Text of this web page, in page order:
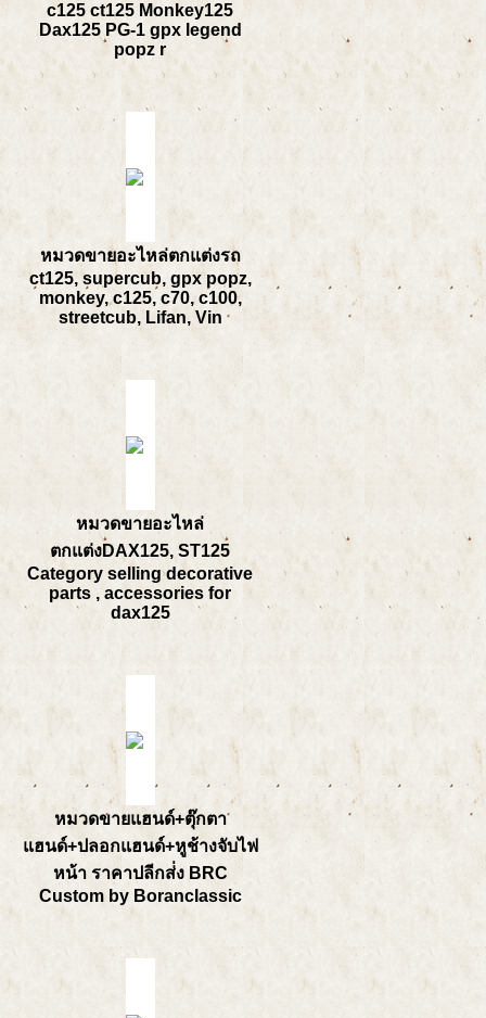
c125 ct125 Monkey125
Dax125 PG-1 gpx legend
popz r
หมวดขายอะไหล่ตกแต่งรถ
ct125, supercub, gpx popz,
monkey, c125, c70, c100,
streetcub, Lifan, Vin
หมวดขายอะไหล่
ตกแต่งDAX125, ST125
Category selling decorative
parts , accessories for
dax125
หมวดขายแฮนด์+ตุ๊กตา
แฮนด์+ปลอกแฮนด์+หูช้างจับไฟ
หน้า ราคาปลีกส่่ง BRC
Custom by Boranclassic